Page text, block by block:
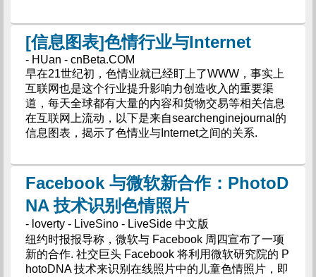
[信息图表]色情行业与Internet
- HUan - cnBeta.COM
早在21世纪初，色情业就已经盯上了WWW，事实上
互联网也是这个行业提升影响力创造收入的重要渠
道，每天全球都有大量的内容和货物交易等相关信息
在互联网上流动，以下是来自searchenginejournal的
信息图表，揭示了色情业与Internet之间的关系.
Facebook 与微软新合作：PhotoD
NA 技术识别色情照片
- loverty - LiveSino - LiveSide 中文版
纽约时报报导称，微软与 Facebook 周四宣布了一项
新的合作. 社交巨头 Facebook 将利用微软研究院的 P
hotoDNA 技术来识别在线照片中的儿童色情照片，即